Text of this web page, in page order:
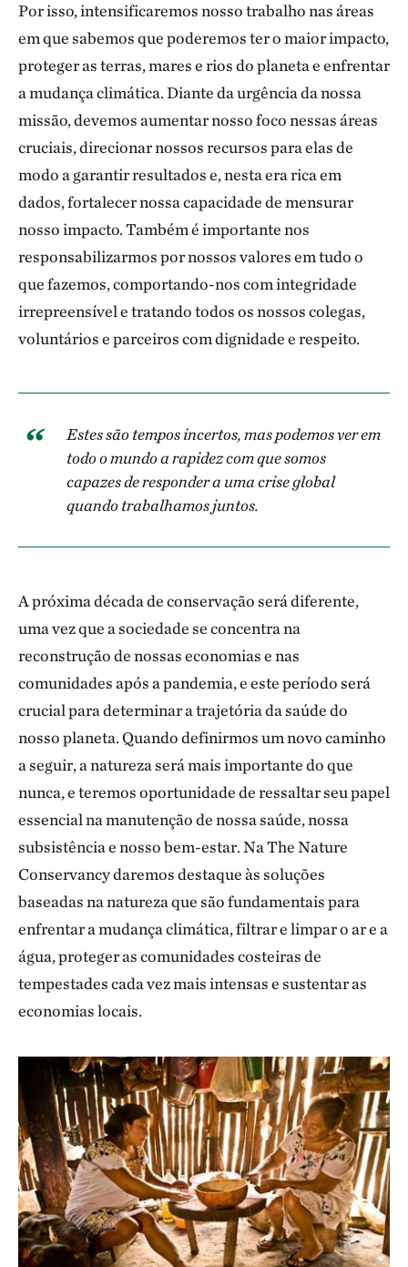
Por isso, intensificaremos nosso trabalho nas áreas
em que sabemos que poderemos ter o maior impacto,
proteger as terras, mares e rios do planeta e enfrentar
a mudança climática. Diante da urgência da nossa
missão, devemos aumentar nosso foco nessas áreas
cruciais, direcionar nossos recursos para elas de
modo a garantir resultados e, nesta era rica em
dados, fortalecer nossa capacidade de mensurar
nosso impacto. Também é importante nos
responsabilizarmos por nossos valores em tudo o
que fazemos, comportando-nos com integridade
irrepreensível e tratando todos os nossos colegas,
voluntários e parceiros com dignidade e respeito.
Estes são tempos incertos, mas podemos ver em
todo o mundo a rapidez com que somos
capazes de responder a uma crise global
quando trabalhamos juntos.
A próxima década de conservação será diferente,
uma vez que a sociedade se concentra na
reconstrução de nossas economias e nas
comunidades após a pandemia, e este período será
crucial para determinar a trajetória da saúde do
nosso planeta. Quando definirmos um novo caminho
a seguir, a natureza será mais importante do que
nunca, e teremos oportunidade de ressaltar seu papel
essencial na manutenção de nossa saúde, nossa
subsistência e nosso bem-estar. Na The Nature
Conservancy daremos destaque às soluções
baseadas na natureza que são fundamentais para
enfrentar a mudança climática, filtrar e limpar o ar e a
água, proteger as comunidades costeiras de
tempestades cada vez mais intensas e sustentar as
economias locais.